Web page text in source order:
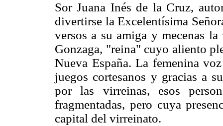
Sor Juana Inés de la Cruz,
divertirse la Excelentísima
versos a su amiga y mecenas
Gonzaga, "reina" cuyo aliento
Nueva España. La femenina
juegos cortesanos y gracias a
por las virreinas, esos
fragmentadas, pero cuya
capital del virreinato.